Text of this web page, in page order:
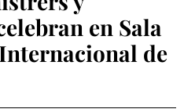
en Sala
de